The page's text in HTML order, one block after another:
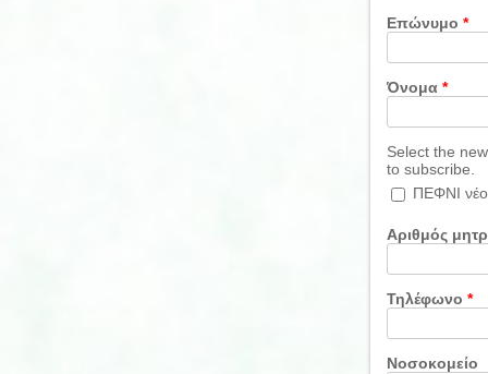
Επώνυμο *
Όνομα *
Select the
to subscribe.
ΠΕΦΝΙ νέο
Αριθμός
Τηλέφωνο *
Νοσοκομείο